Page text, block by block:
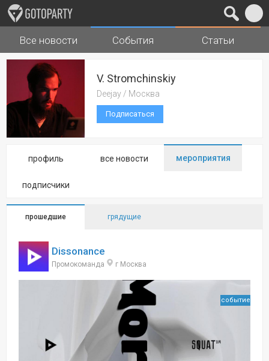
Города Музыка
Все новости События Статьи
V. Stromchinskiy
Deejay / Москва
Подписаться
профиль все новости мероприятия
подписчики
прошедшие грядущие
Dissonance
Промокоманда г Москва
событие